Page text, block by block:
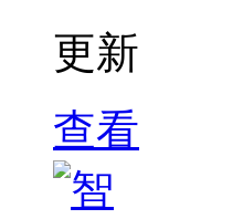
更新
查看